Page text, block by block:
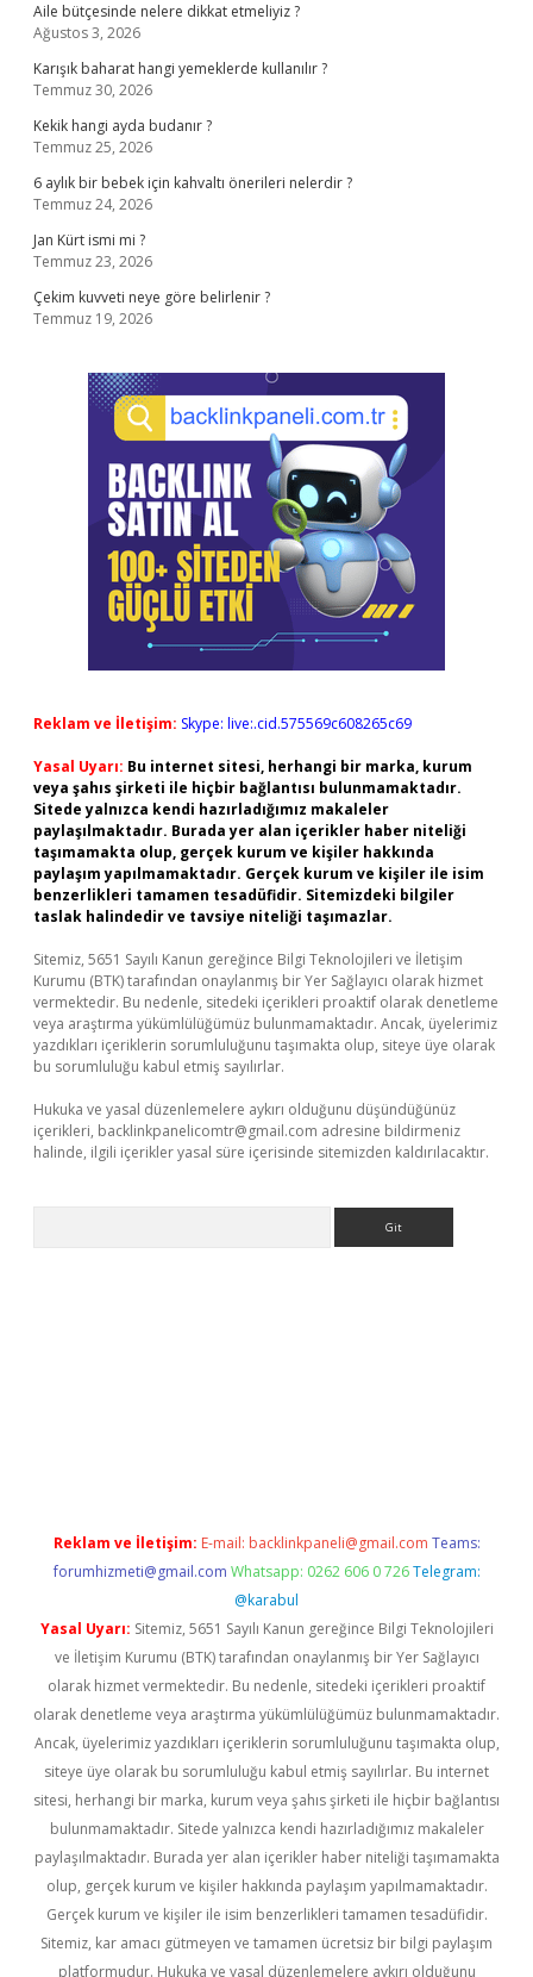
Aile bütçesinde nelere dikkat etmeliyiz ?
Ağustos 3, 2026
Karışık baharat hangi yemeklerde kullanılır ?
Temmuz 30, 2026
Kekik hangi ayda budanır ?
Temmuz 25, 2026
6 aylık bir bebek için kahvaltı önerileri nelerdir ?
Temmuz 24, 2026
Jan Kürt ismi mi ?
Temmuz 23, 2026
Çekim kuvveti neye göre belirlenir ?
Temmuz 19, 2026
Reklam ve İletişim: Skype: live:.cid.575569c608265c69
Yasal Uyarı: Bu internet sitesi, herhangi bir marka, kurum
veya şahıs şirketi ile hiçbir bağlantısı bulunmamaktadır.
Sitede yalnızca kendi hazırladığımız makaleler
paylaşılmaktadır. Burada yer alan içerikler haber niteliği
taşımamakta olup, gerçek kurum ve kişiler hakkında
paylaşım yapılmamaktadır. Gerçek kurum ve kişiler ile isim
benzerlikleri tamamen tesadüfidir. Sitemizdeki bilgiler
taslak halindedir ve tavsiye niteliği taşımazlar.
Sitemiz, 5651 Sayılı Kanun gereğince Bilgi Teknolojileri ve İletişim
Kurumu (BTK) tarafından onaylanmış bir Yer Sağlayıcı olarak hizmet
vermektedir. Bu nedenle, sitedeki içerikleri proaktif olarak denetleme
veya araştırma yükümlülüğümüz bulunmamaktadır. Ancak, üyelerimiz
yazdıkları içeriklerin sorumluluğunu taşımakta olup, siteye üye olarak
bu sorumluluğu kabul etmiş sayılırlar.
Hukuka ve yasal düzenlemelere aykırı olduğunu düşündüğünüz
içerikleri, backlinkpanelicomtr@gmail.com adresine bildirmeniz
halinde, ilgili içerikler yasal süre içerisinde sitemizden kaldırılacaktır.
Reklam ve İletişim: E-mail: backlinkpaneli@gmail.com Teams:
forumhizmeti@gmail.com Whatsapp: 0262 606 0 726 Telegram:
@karabul
Yasal Uyarı: Sitemiz, 5651 Sayılı Kanun gereğince Bilgi Teknolojileri
ve İletişim Kurumu (BTK) tarafından onaylanmış bir Yer Sağlayıcı
olarak hizmet vermektedir. Bu nedenle, sitedeki içerikleri proaktif
olarak denetleme veya araştırma yükümlülüğümüz bulunmamaktadır.
Ancak, üyelerimiz yazdıkları içeriklerin sorumluluğunu taşımakta olup,
siteye üye olarak bu sorumluluğu kabul etmiş sayılırlar. Bu internet
sitesi, herhangi bir marka, kurum veya şahıs şirketi ile hiçbir bağlantısı
bulunmamaktadır. Sitede yalnızca kendi hazırladığımız makaleler
paylaşılmaktadır. Burada yer alan içerikler haber niteliği taşımamakta
olup, gerçek kurum ve kişiler hakkında paylaşım yapılmamaktadır.
Gerçek kurum ve kişiler ile isim benzerlikleri tamamen tesadüfidir.
Sitemiz, kar amacı gütmeyen ve tamamen ücretsiz bir bilgi paylaşım
platformudur. Hukuka ve yasal düzenlemelere aykırı olduğunu